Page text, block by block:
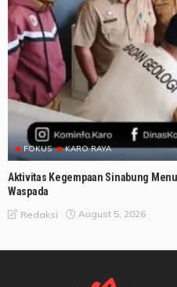
FOKUS KARO RAYA
Aktivitas Kegempaan Sinabung
Waspada
Redaksi August 5, 2026